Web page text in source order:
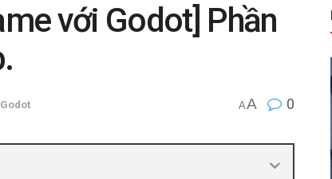
với Godot] Phần
Godot AA 0